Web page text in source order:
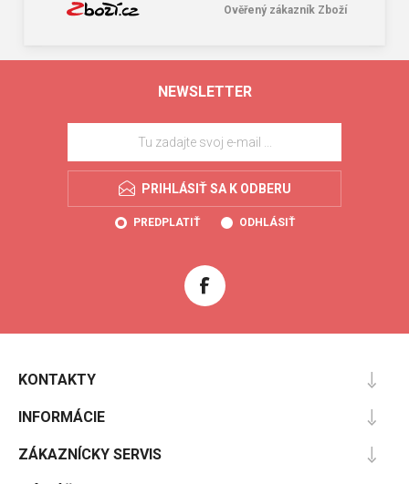
Ověřený zákazník Zboží
NEWSLETTER
PRIHLÁSIŤ SA K ODBERU
PREDPLATIŤ ODHLÁSIŤ
KONTAKTY
INFORMÁCIE
ZÁKAZNÍCKY SERVIS